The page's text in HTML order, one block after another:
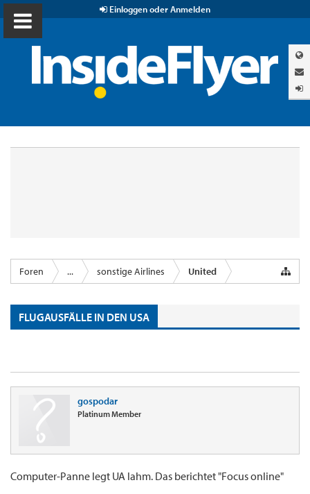
Einloggen oder Anmelden
Foren ... sonstige Airlines United
FLUGAUSFÄLLE IN DEN USA
gospodar
Platinum Member
Computer-Panne legt UA lahm. Das berichtet "Focus online"